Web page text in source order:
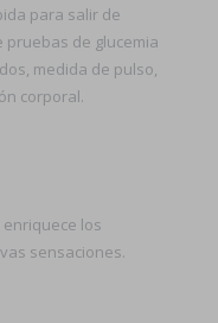
para salir de
de glucemia
medida de pulso,
corporal.
los
sensaciones.